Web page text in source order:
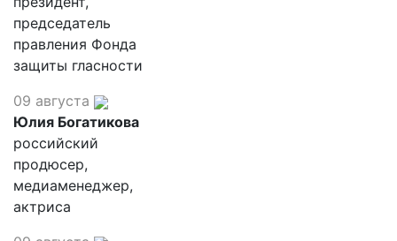
председатель
правления Фонда
защиты гласности
09 августа
Юлия Богатикова
российский
продюсер,
медиаменеджер,
актриса